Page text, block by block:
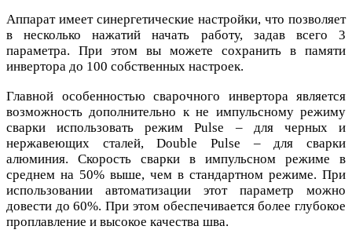
Аппарат имеет синергетические настройки, что позволяет
в несколько нажатий начать работу, задав всего 3
параметра. При этом вы можете сохранить в памяти
инвертора до 100 собственных настроек.
Главной особенностью сварочного инвертора является
возможность дополнительно к не импульсному режиму
сварки использовать режим Pulse – для черных и
нержавеющих сталей, Double Pulse – для сварки
алюминия. Скорость сварки в импульсном режиме в
среднем на 50% выше, чем в стандартном режиме. При
использовании автоматизации этот параметр можно
довести до 60%. При этом обеспечивается более глубокое
проплавление и высокое качества шва.